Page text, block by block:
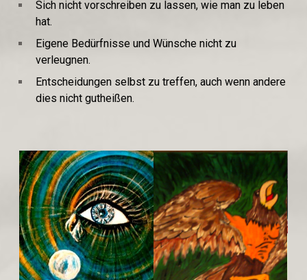
Sich nicht vorschreiben zu lassen, wie man zu leben
hat.
Eigene Bedürfnisse und Wünsche nicht zu
verleugnen.
Entscheidungen selbst zu treffen, auch wenn andere
dies nicht gutheißen.